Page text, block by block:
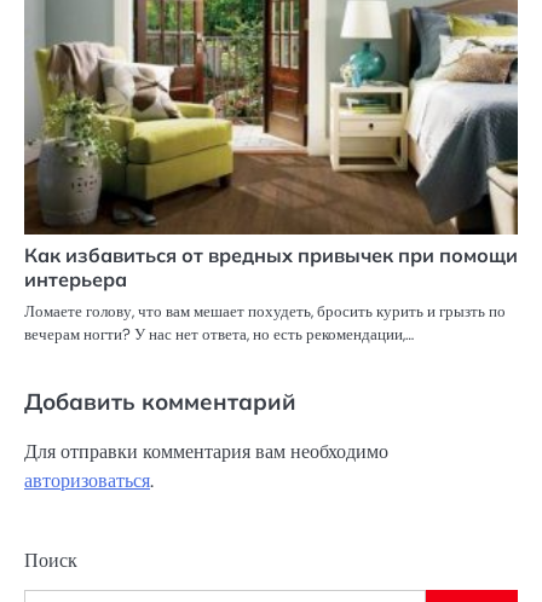
Как избавиться от вредных привычек при помощи
интерьера
Ломаете голову, что вам мешает похудеть, бросить курить и грызть по
вечерам ногти? У нас нет ответа, но есть рекомендации,…
Добавить комментарий
Для отправки комментария вам необходимо
авторизоваться.
Поиск